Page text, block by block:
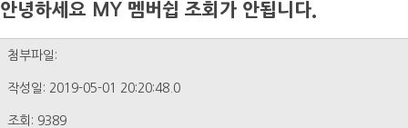
안녕하세요 MY 멤버쉽 조회가 안됩니다.
첨부파일:
작성일: 2019-05-01 20:20:48.0
조회: 9389